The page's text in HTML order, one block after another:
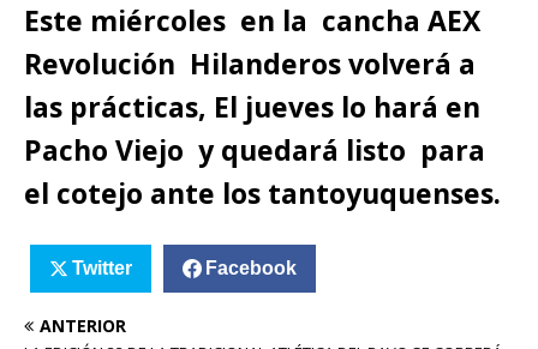
Este miércoles en la cancha AEX
Revolución Hilanderos volverá a
las prácticas, El jueves lo hará en
Pacho Viejo y quedará listo para
el cotejo ante los tantoyuquenses.
Twitter Facebook
ANTERIOR